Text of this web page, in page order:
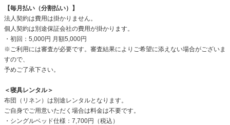
【毎月払い（分割払い）】
法人契約は費用は掛かりません。
個人契約は別途保証会社の費用が掛かります。
・初回：5,000円 月額5,000円
※ご利用には審査が必要です。審査結果によりご希望に添えない場合がございま
すので、
予めご了承下さい。
＜寝具レンタル＞
布団（リネン）は別途レンタルとなります。
ご自身でご用意いただく場合は料金は不要です。
・シングルベッド仕様：7,700円（税込）